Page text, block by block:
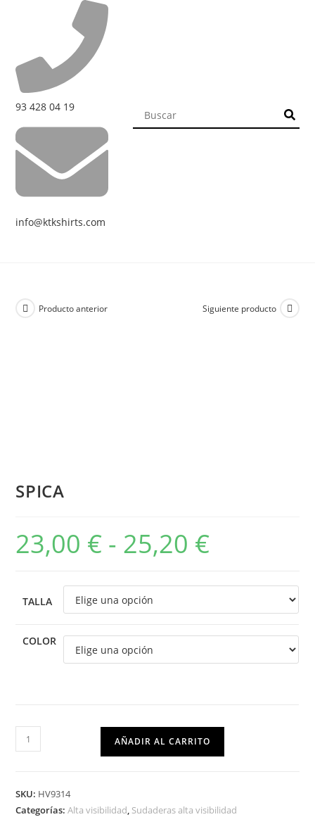
93 428 04 19
info@ktkshirts.com
Producto anterior Siguiente producto
SPICA
23,00 € - 25,20 €
TALLA
COLOR
AÑADIR AL CARRITO
SKU: HV9314
Categorías:Alta visibilidad, Sudaderas alta visibilidad